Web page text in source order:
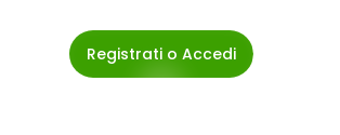
Registrati o Accedi